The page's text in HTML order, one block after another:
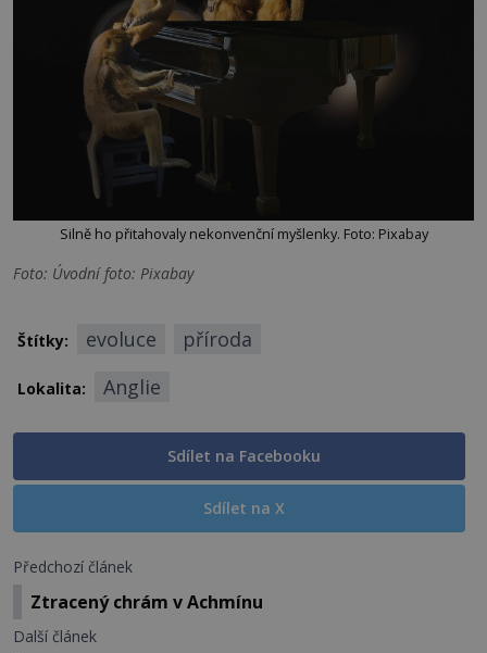
Silně ho přitahovaly nekonvenční myšlenky. Foto: Pixabay
Foto: Úvodní foto: Pixabay
Štítky: evoluce příroda
Lokalita: Anglie
Sdílet na Facebooku
Sdílet na X
Předchozí článek
Ztracený chrám v Achmínu
Další článek